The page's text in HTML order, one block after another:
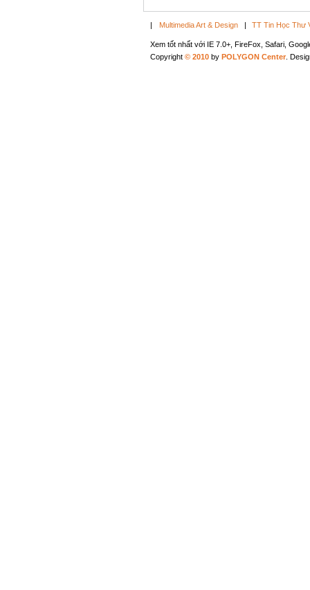
| Multimedia Art & Design | TT Tin Học Thư
Xem tốt nhất với IE 7.0+, FireFox, Safari,
Copyright © 2010 by POLYGON Center .